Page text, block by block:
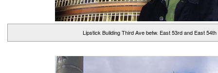
Lipstick Building Third Ave betw. East 53rd and East 54th